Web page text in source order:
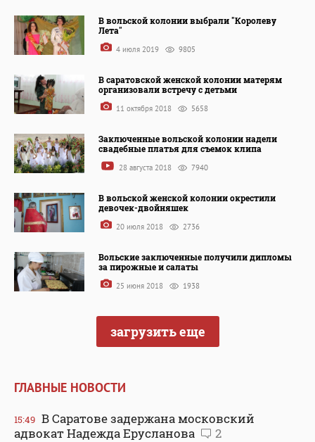
В вольской колонии выбрали "Королеву
Лета"
4 июля 2019 9805
В саратовской женской колонии матерям
организовали встречу с детьми
11 октября 2018 5658
Заключенные вольской колонии надели
свадебные платья для съемок клипа
28 августа 2018 7940
В вольской женской колонии окрестили
девочек-двойняшек
20 июля 2018 2736
Вольские заключенные получили дипломы
за пирожные и салаты
25 июня 2018 1938
загрузить еще
ГЛАВНЫЕ НОВОСТИ
15:49 В Саратове задержана московский
адвокат Надежда Ерусланова
2